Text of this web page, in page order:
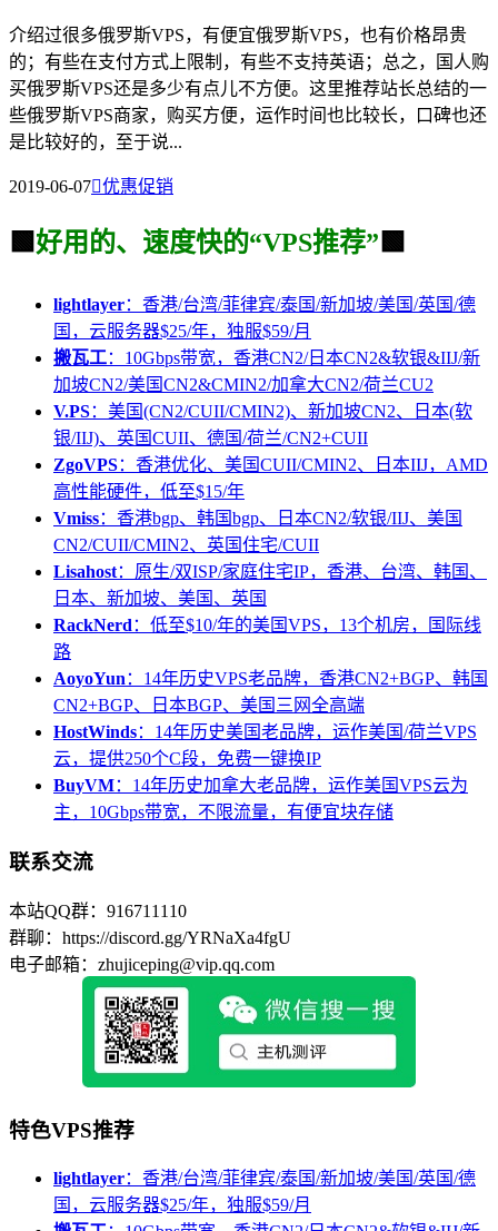
介绍过很多俄罗斯VPS，有便宜俄罗斯VPS，也有价格昂贵
的；有些在支付方式上限制，有些不支持英语；总之，国人购
买俄罗斯VPS还是多少有点儿不方便。这里推荐站长总结的一
些俄罗斯VPS商家，购买方便，运作时间也比较长，口碑也还
是比较好的，至于说...
2019-06-07优惠促销
🟩 好用的、速度快的“VPS推荐” 🟩
lightlayer：香港/台湾/菲律宾/泰国/新加坡/美国/英国/德
国，云服务器$25/年，独服$59/月
搬瓦工：10Gbps带宽，香港CN2/日本CN2&软银&IIJ/新
加坡CN2/美国CN2&CMIN2/加拿大CN2/荷兰CU2
V.PS：美国(CN2/CUII/CMIN2)、新加坡CN2、日本(软
银/IIJ)、英国CUII、德国/荷兰/CN2+CUII
ZgoVPS：香港优化、美国CUII/CMIN2、日本IIJ，AMD
高性能硬件，低至$15/年
Vmiss：香港bgp、韩国bgp、日本CN2/软银/IIJ、美国
CN2/CUII/CMIN2、英国住宅/CUII
Lisahost：原生/双ISP/家庭住宅IP，香港、台湾、韩国、
日本、新加坡、美国、英国
RackNerd：低至$10/年的美国VPS，13个机房，国际线
路
AoyoYun：14年历史VPS老品牌，香港CN2+BGP、韩国
CN2+BGP、日本BGP、美国三网全高端
HostWinds：14年历史美国老品牌，运作美国/荷兰VPS
云，提供250个C段，免费一键换IP
BuyVM：14年历史加拿大老品牌，运作美国VPS云为
主，10Gbps带宽，不限流量，有便宜块存储
联系交流
本站QQ群：916711110
群聊：https://discord.gg/YRNaXa4fgU
电子邮箱：zhujiceping@vip.qq.com
特色VPS推荐
lightlayer：香港/台湾/菲律宾/泰国/新加坡/美国/英国/德
国，云服务器$25/年，独服$59/月